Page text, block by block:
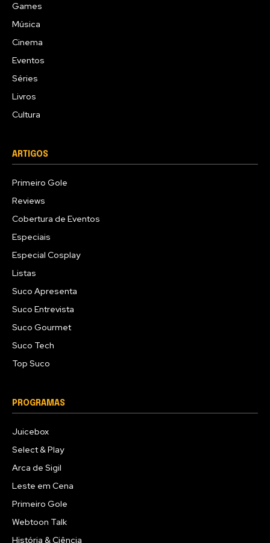
Games
Música
Cinema
Eventos
Séries
Livros
Cultura
ARTIGOS
Primeiro Gole
Reviews
Cobertura de Eventos
Especiais
Especial Cosplay
Listas
Suco Apresenta
Suco Entrevista
Suco Gourmet
Suco Tech
Top Suco
PROGRAMAS
Juicebox
Select & Play
Arca de Sigil
Leste em Cena
Primeiro Gole
Webtoon Talk
História & Ciência